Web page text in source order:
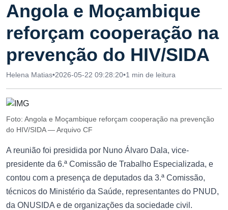
Angola e Moçambique
reforçam cooperação na
prevenção do HIV/SIDA
Helena Matias•2026-05-22 09:28:20•1 min de leitura
Foto: Angola e Moçambique reforçam cooperação na prevenção
do HIV/SIDA — Arquivo CF
A reunião foi presidida por Nuno Álvaro Dala, vice-
presidente da 6.ª Comissão de Trabalho Especializada, e
contou com a presença de deputados da 3.ª Comissão,
técnicos do Ministério da Saúde, representantes do PNUD,
da ONUSIDA e de organizações da sociedade civil.